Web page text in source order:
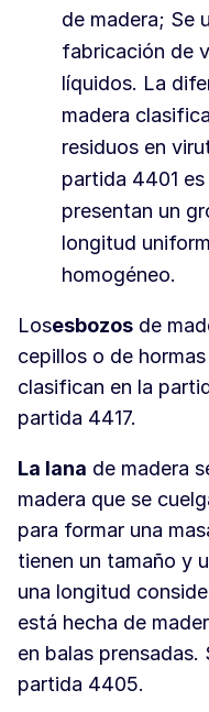
de madera; Se
fabricación de
líquidos. La
madera
residuos en
partida 4401
presentan un
longitud
homogéneo.
Losesbozos de
cepillos o de
clasifican en la
partida 4417.
La lana de madera
madera que se
para formar una
tienen un tamaño y
una longitud
está hecha de
en balas prensadas.
partida 4405.